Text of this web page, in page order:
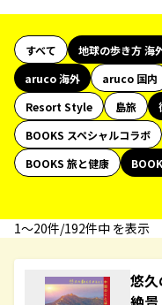
すべて 地球の歩き方 海
aruco 海外
aruco 国内
Resort Style
島旅
BOOKS スペシャルコラボ
BOOKS 旅と健康
1〜20件/192件中 を表示
悠